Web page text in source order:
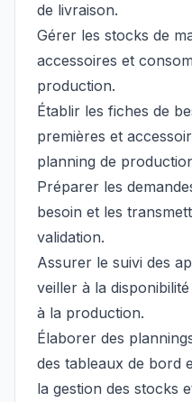
de livraison.
Gérer les stocks de
accessoires et
production.
Établir les fiches de
premières et
planning de
Préparer les
besoin et les
validation.
Assurer le suivi des
veiller à la
à la production.
Élaborer des
des tableaux de bord
la gestion des stocks